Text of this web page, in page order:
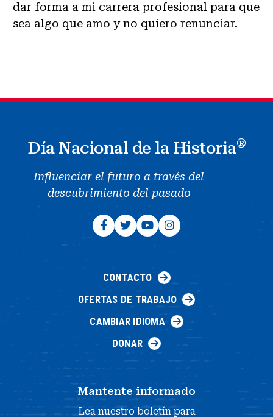
dar forma a mi carrera profesional para que
sea algo que amo y no quiero renunciar.
Día Nacional de la Historia®
Influenciar el futuro a través del
descubrimiento del pasado
CONTACTO
OFERTAS DE TRABAJO
CAMBIAR IDIOMA
DONAR
Mantente informado
Lea nuestro boletín para